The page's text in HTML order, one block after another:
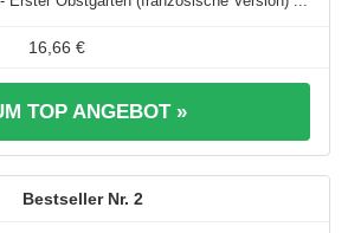
16,66 €
TOP ANGEBOT »
2